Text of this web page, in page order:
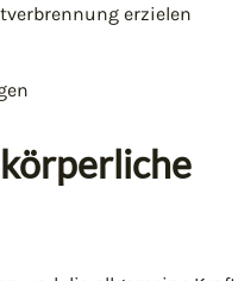
erzielen